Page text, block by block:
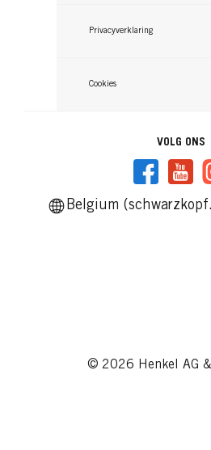
Privacyverklaring
Cookies
VOLG ONS
Belgium
© 2026 Henkel AG